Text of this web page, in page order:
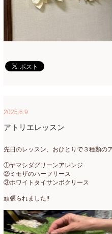
2025.6.9
アトリエレッスン
先日のレッスン、おひとりで３種類の
①ヤマシダグリーンアレンジ
②ミモザのハーフリース
③ホワイトタイサンボクリース
頑張られました!!